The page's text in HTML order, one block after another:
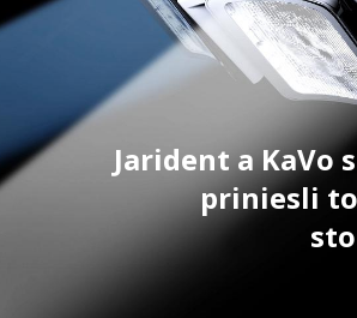
PRIDAŤ DO KOŠÍKA
ZÁKAZNÍCKA ZÓNA
Jarident a KaVo
priniesli